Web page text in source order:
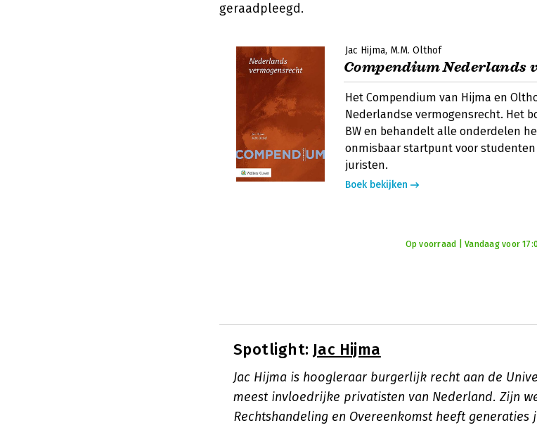
geraadpleegd.
Jac Hijma M.M. Olthof
Compendium Nederlands
Het Compendium van Hijma en
Nederlandse vermogensrecht. Het
BW en behandelt alle onderdelen
onmisbaar startpunt voor
juristen.
Boek bekijken
Op voorraad | Vandaag voor
Spotlight: Jac Hijma
Jac Hijma is hoogleraar burgerlijk recht aan de
meest invloedrijke privatisten van Nederland. Zijn
Rechtshandeling en Overeenkomst heeft generaties